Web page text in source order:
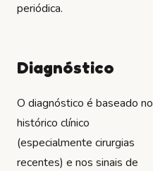
periódica.
Diagnóstico
O diagnóstico é baseado no
histórico clínico
(especialmente cirurgias
recentes) e nos sinais de